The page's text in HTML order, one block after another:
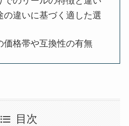
の違いに基づく適した選
価格帯や互換性の有無
目次